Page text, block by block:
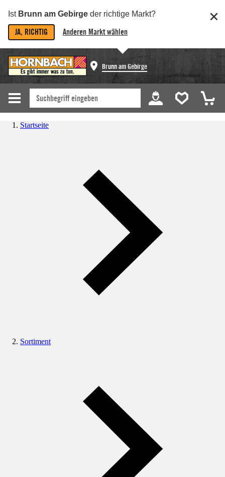
Ist Brunn am Gebirge der richtige Markt?
JA, RICHTIG Anderen Markt wählen
Brunn am Gebirge
Startseite
Sortiment